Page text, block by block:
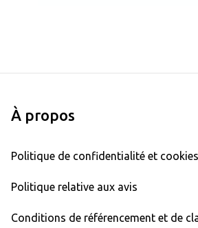
À propos
Politique de confidentialité et cookies
Politique relative aux avis
Conditions de référencement et de